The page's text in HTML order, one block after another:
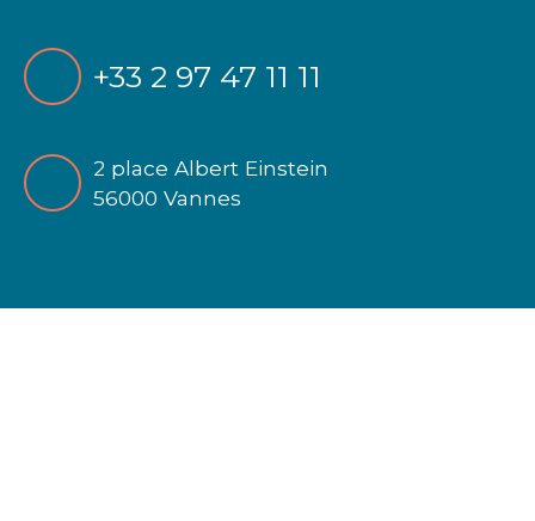
+33 2 97 47 11 11
2 place Albert Einstein
56000 Vannes